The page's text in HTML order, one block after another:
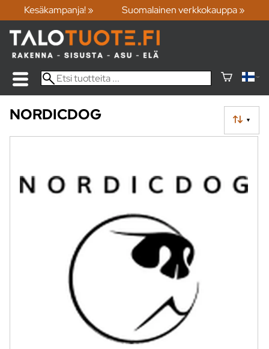
Kesäkampanja! » Suomalainen verkkokauppa »
▼
NORDICDOG